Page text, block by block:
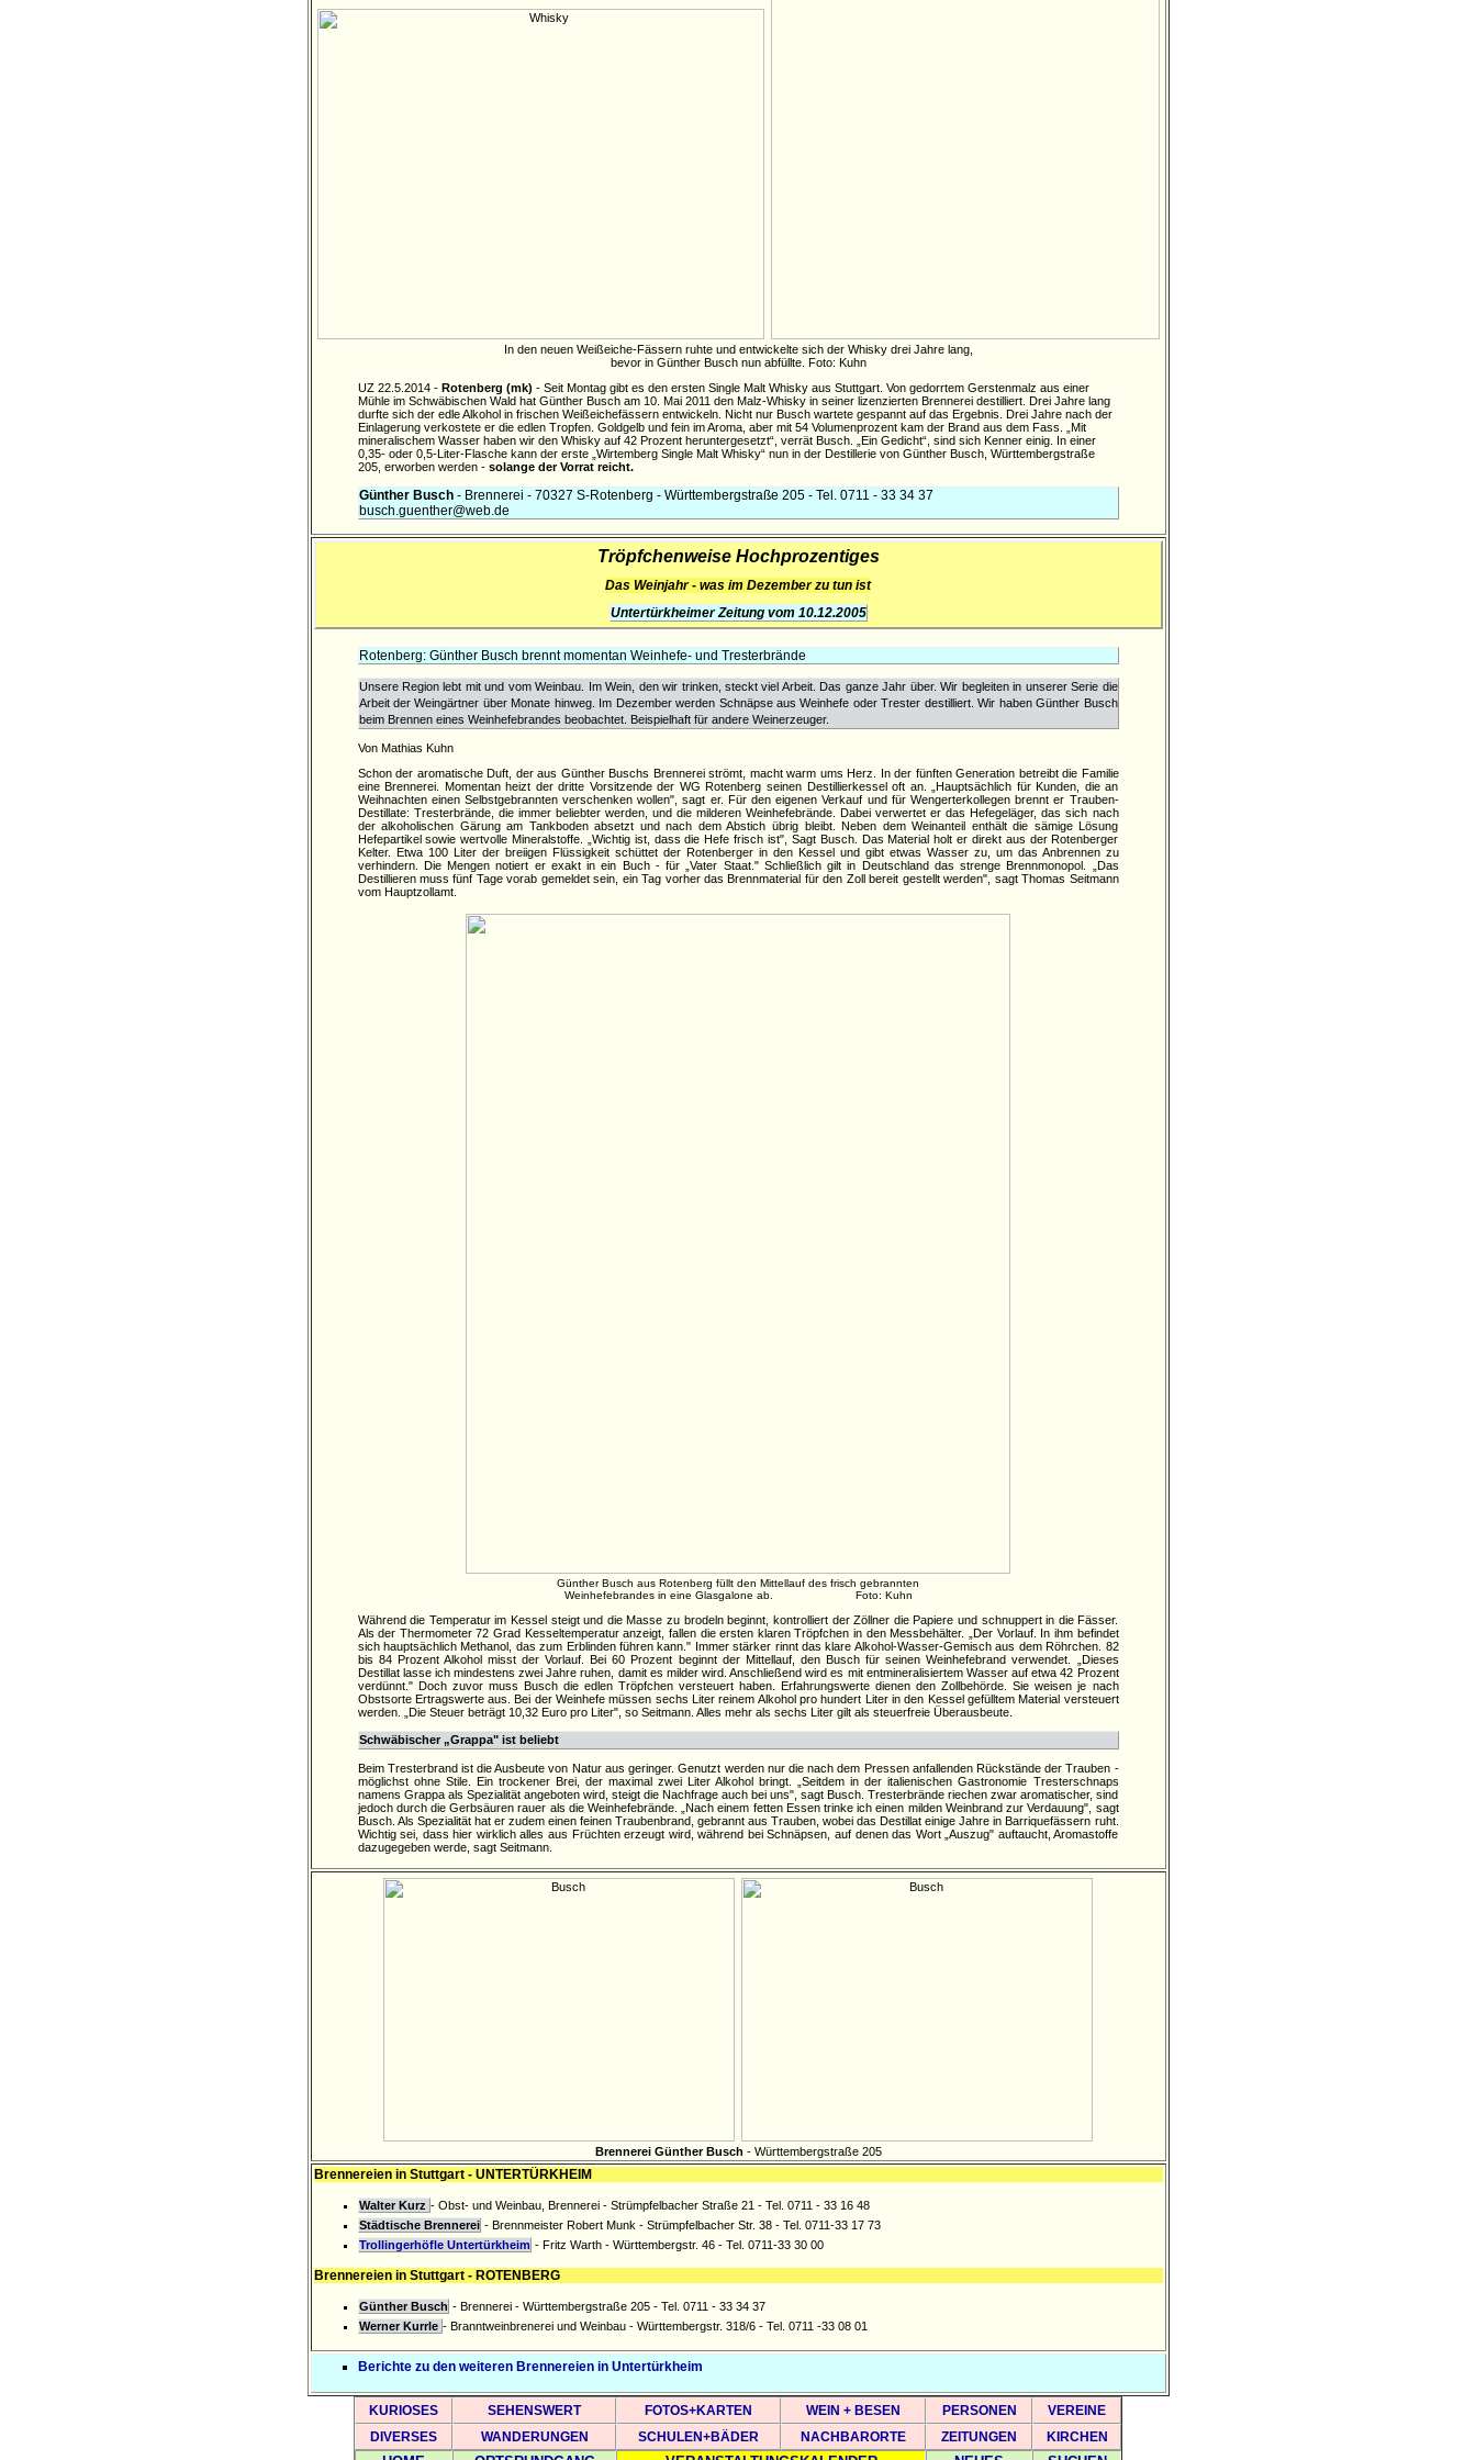
In den neuen Weißeiche-Fässern ruhte und entwickelte sich der Whisky drei Jahre lang,
bevor in Günther Busch nun abfüllte. Foto: Kuhn
UZ 22.5.2014 - Rotenberg (mk) - Seit Montag gibt es den ersten Single Malt Whisky aus Stuttgart. Von gedorrtem Gerstenmalz aus einer
Mühle im Schwäbischen Wald hat Günther Busch am 10. Mai 2011 den Malz-Whisky in seiner lizenzierten Brennerei destilliert. Drei Jahre lang
durfte sich der edle Alkohol in frischen Weißeichefässern entwickeln. Nicht nur Busch wartete gespannt auf das Ergebnis. Drei Jahre nach der
Einlagerung verkostete er die edlen Tropfen. Goldgelb und fein im Aroma, aber mit 54 Volumenprozent kam der Brand aus dem Fass. „Mit
mineralischem Wasser haben wir den Whisky auf 42 Prozent heruntergesetzt“, verrät Busch. „Ein Gedicht“, sind sich Kenner einig. In einer
0,35- oder 0,5-Liter-Flasche kann der erste „Wirtemberg Single Malt Whisky“ nun in der Destillerie von Günther Busch, Württembergstraße
205, erworben werden - solange der Vorrat reicht.
Günther Busch- Brennerei - 70327 S-Rotenberg - Württembergstraße 205 - Tel. 0711 - 33 34 37
busch.guenther@web.de
Tröpfchenweise Hochprozentiges
Das Weinjahr - was im Dezember zu tun ist
Untertürkheimer Zeitung vom 10.12.2005
Rotenberg: Günther Busch brennt momentan Weinhefe- und Tresterbrände
Unsere Region lebt mit und vom Weinbau. Im Wein, den wir trinken, steckt viel Arbeit. Das ganze Jahr über. Wir begleiten in unserer Serie die
Arbeit der Weingärtner über Monate hinweg. Im Dezember werden Schnäpse aus Weinhefe oder Trester destilliert. Wir haben Günther Busch
beim Brennen eines Weinhefebrandes beobachtet. Beispielhaft für andere Weinerzeuger.
Von Mathias Kuhn
Schon der aromatische Duft, der aus Günther Buschs Brennerei strömt, macht warm ums Herz. In der fünften Generation betreibt die Familie
eine Brennerei. Momentan heizt der dritte Vorsitzende der WG Rotenberg seinen Destillierkessel oft an. „Hauptsächlich für Kunden, die an
Weihnachten einen Selbstgebrannten verschenken wollen", sagt er. Für den eigenen Verkauf und für Wengerterkollegen brennt er Trauben-
Destillate: Tresterbrände, die immer beliebter werden, und die milderen Weinhefebrände. Dabei verwertet er das Hefegeläger, das sich nach
der alkoholischen Gärung am Tankboden absetzt und nach dem Abstich übrig bleibt. Neben dem Weinanteil enthält die sämige Lösung
Hefepartikel sowie wertvolle Mineralstoffe. „Wichtig ist, dass die Hefe frisch ist", Sagt Busch. Das Material holt er direkt aus der Rotenberger
Kelter. Etwa 100 Liter der breiigen Flüssigkeit schüttet der Rotenberger in den Kessel und gibt etwas Wasser zu, um das Anbrennen zu
verhindern. Die Mengen notiert er exakt in ein Buch - für „Vater Staat." Schließlich gilt in Deutschland das strenge Brennmonopol. „Das
Destillieren muss fünf Tage vorab gemeldet sein, ein Tag vorher das Brennmaterial für den Zoll bereit gestellt werden", sagt Thomas Seitmann
vom Hauptzollamt.
Günther Busch aus Rotenberg füllt den Mittellauf des frisch gebrannten
Weinhefebrandes in eine Glasgalone ab. Foto: Kuhn
Während die Temperatur im Kessel steigt und die Masse zu brodeln beginnt, kontrolliert der Zöllner die Papiere und schnuppert in die Fässer.
Als der Thermometer 72 Grad Kesseltemperatur anzeigt, fallen die ersten klaren Tröpfchen in den Messbehälter. „Der Vorlauf. In ihm befindet
sich hauptsächlich Methanol, das zum Erblinden führen kann." Immer stärker rinnt das klare Alkohol-Wasser-Gemisch aus dem Röhrchen. 82
bis 84 Prozent Alkohol misst der Vorlauf. Bei 60 Prozent beginnt der Mittellauf, den Busch für seinen Weinhefebrand verwendet. „Dieses
Destillat lasse ich mindestens zwei Jahre ruhen, damit es milder wird. Anschließend wird es mit entmineralisiertem Wasser auf etwa 42 Prozent
verdünnt." Doch zuvor muss Busch die edlen Tröpfchen versteuert haben. Erfahrungswerte dienen den Zollbehörde. Sie weisen je nach
Obstsorte Ertragswerte aus. Bei der Weinhefe müssen sechs Liter reinem Alkohol pro hundert Liter in den Kessel gefülltem Material versteuert
werden. „Die Steuer beträgt 10,32 Euro pro Liter", so Seitmann. Alles mehr als sechs Liter gilt als steuerfreie Überausbeute.
Schwäbischer „Grappa" ist beliebt
Beim Tresterbrand ist die Ausbeute von Natur aus geringer. Genutzt werden nur die nach dem Pressen anfallenden Rückstände der Trauben -
möglichst ohne Stile. Ein trockener Brei, der maximal zwei Liter Alkohol bringt. „Seitdem in der italienischen Gastronomie Tresterschnaps
namens Grappa als Spezialität angeboten wird, steigt die Nachfrage auch bei uns", sagt Busch. Tresterbrände riechen zwar aromatischer, sind
jedoch durch die Gerbsäuren rauer als die Weinhefebrände. „Nach einem fetten Essen trinke ich einen milden Weinbrand zur Verdauung", sagt
Busch. Als Spezialität hat er zudem einen feinen Traubenbrand, gebrannt aus Trauben, wobei das Destillat einige Jahre in Barriquefässern ruht.
Wichtig sei, dass hier wirklich alles aus Früchten erzeugt wird, während bei Schnäpsen, auf denen das Wort „Auszug" auftaucht, Aromastoffe
dazugegeben werde, sagt Seitmann.
Brennerei Günther Busch - Württembergstraße 205
Brennereien in Stuttgart - UNTERTÜRKHEIM
Walter Kurz - Obst- und Weinbau, Brennerei - Strümpfelbacher Straße 21 - Tel. 0711 - 33 16 48
Städtische Brennerei - Brennmeister Robert Munk - Strümpfelbacher Str. 38 - Tel. 0711-33 17 73
Trollingerhöfle Untertürkheim - Fritz Warth - Württembergstr. 46 - Tel. 0711-33 30 00
Brennereien in Stuttgart - ROTENBERG
Günther Busch - Brennerei - Württembergstraße 205 - Tel. 0711 - 33 34 37
Werner Kurrle - Branntweinbrenerei und Weinbau - Württembergstr. 318/6 - Tel. 0711 -33 08 01
Berichte zu den weiteren Brennereien in Untertürkheim
KURIOSES SEHENSWERT FOTOS+KARTEN WEIN + BESEN PERSONEN
VEREINE
DIVERSES
WANDERUNGEN SCHULEN+BÄDER NACHBARORTE ZEITUNGEN KIRCHEN